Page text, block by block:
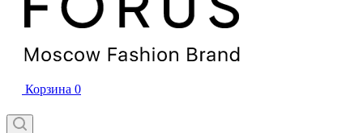
Корзина 0